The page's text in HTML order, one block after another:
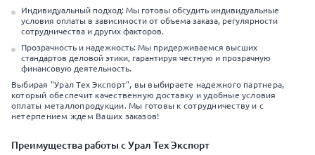
Индивидуальный подход: Мы готовы обсудить индивидуальные
условия оплаты в зависимости от объема заказа, регулярности
сотрудничества и других факторов.
Прозрачность и надежность: Мы придерживаемся высших
стандартов деловой этики, гарантируя честную и прозрачную
финансовую деятельность.
Выбирая "Урал Тех Экспорт", вы выбираете надежного партнера,
который обеспечит качественную доставку и удобные условия
оплаты металлопродукции. Мы готовы к сотрудничеству и с
нетерпением ждем Ваших заказов!
Преимущества работы с Урал Тех Экспорт